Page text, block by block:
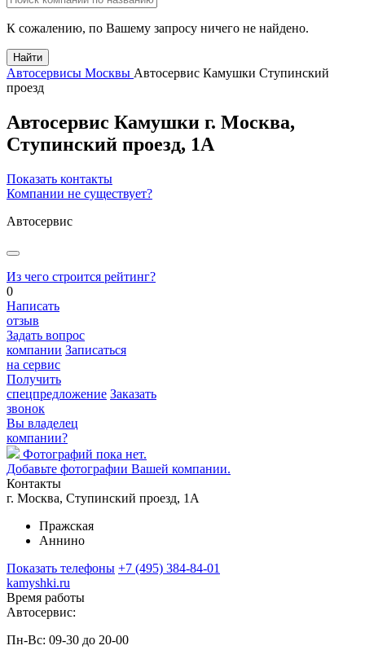
К сожалению, по Вашему запросу ничего не найдено.
Найти
Автосервисы Москвы Автосервис Камушки Ступинский
проезд
Автосервис Камушки г. Москва,
Ступинский проезд, 1А
Показать контакты
Компании не существует?
Автосервис
Из чего строится рейтинг?
0
Написать
отзыв
Задать вопрос
компании Записаться
на сервис
Получить
спецпредложение Заказать
звонок
Вы владелец
компании?
Фотографий пока нет.
Добавьте фотографии Вашей компании.
Контакты
г. Москва, Ступинский проезд, 1А
Пражская
Аннино
Показать телефоны +7 (495) 384-84-01
kamyshki.ru
Время работы
Автосервис:
Пн-Вс: 09-30 до 20-00